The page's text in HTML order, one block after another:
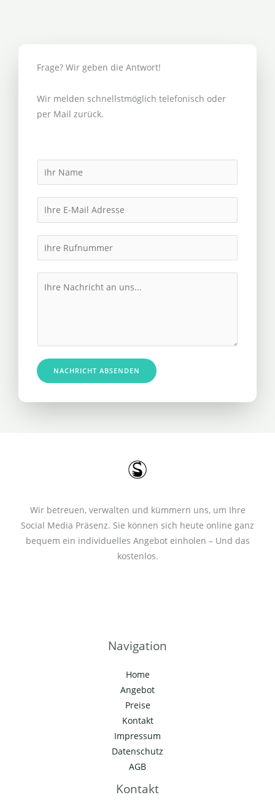
Frage? Wir geben die Antwort!
Wir melden schnellstmöglich telefonisch oder
per Mail zurück.
a
m
m
a
h
r
n
u
m
e
NACHRICHT ABSENDEN
Wir betreuen, verwalten und kümmern uns, um Ihre
Social Media Präsenz. Sie können sich heute online ganz
bequem ein individuelles Angebot einholen – Und das
kostenlos.
Navigation
Home
Angebot
Preise
Kontakt
Impressum
Datenschutz
AGB
Kontakt